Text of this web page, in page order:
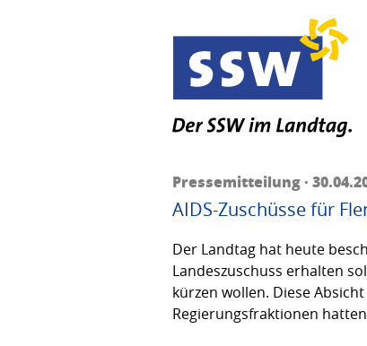
Pressemitteilung ·
AIDS-Zuschüsse für
Der Landtag hat heute
Landeszuschuss erhalten
kürzen wollen. Diese
Regierungsfraktionen